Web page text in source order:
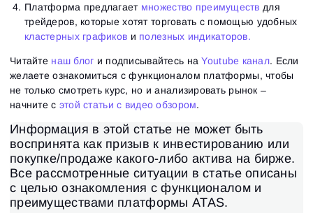
Платформа предлагает множество преимуществ для
трейдеров, которые хотят торговать с помощью удобных
кластерных графиков и полезных индикаторов.
Читайте наш блог и подписывайтесь наYoutube канал. Если
желаете ознакомиться с функционалом платформы, чтобы
не только смотреть курс, но и анализировать рынок –
начните с этой статьи с видео обзором.
Информация в этой статье не может быть
воспринята как призыв к инвестированию или
покупке/продаже какого-либо актива на бирже.
Все рассмотренные ситуации в статье описаны
с целью ознакомления с функционалом и
преимуществами платформы ATAS.